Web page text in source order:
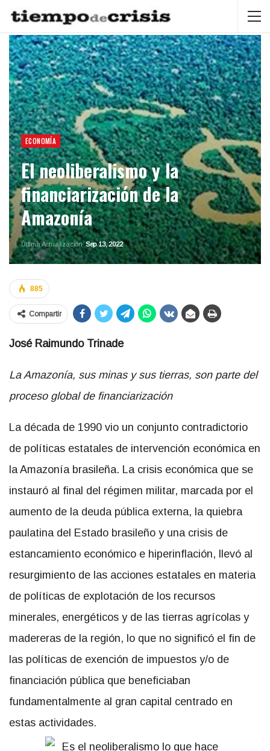
ECONOMÍA
El neoliberalismo y la
financiarización de la
Amazonía
Última ActualizaciónSep 13, 2022
885
Compartir
José Raimundo Trinade
La Amazonía, sus minas y sus tierras, son parte del
proceso global de financiarización
La década de 1990 vio un conjunto contradictorio
de políticas estatales de intervención económica en
la Amazonía brasileña. La crisis económica que se
instauró al final del régimen militar, marcada por el
aumento de la deuda pública externa, la quiebra
paulatina del Estado brasileño y una crisis de
estancamiento económico e hiperinflación, llevó al
resurgimiento de las acciones estatales en materia
de políticas de explotación de los recursos
minerales, energéticos y de las tierras agrícolas y
madereras de la región, lo que no significó el fin de
las políticas de exención de impuestos y/o de
financiación pública que beneficiaban
fundamentalmente al gran capital centrado en
estas actividades.